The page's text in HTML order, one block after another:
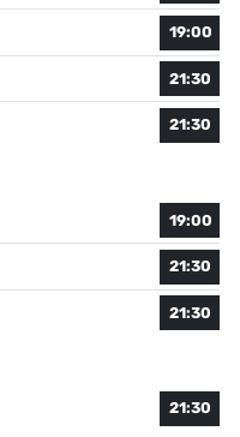
19:00
21:30
21:30
19:00
21:30
21:30
21:30